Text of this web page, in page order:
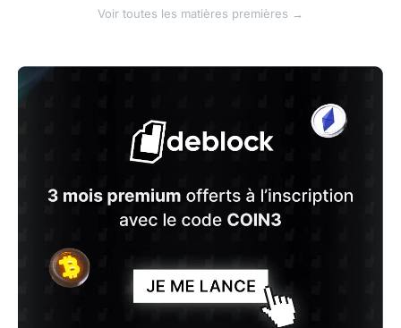
Voir toutes les matières premières →